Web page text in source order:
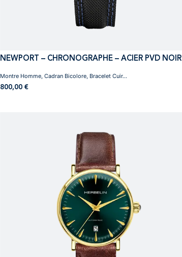
NEWPORT – CHRONOGRAPHE – ACIER PVD NOIR
800,00 €
Montre Homme, Cadran Bicolore, Bracelet Cuir...